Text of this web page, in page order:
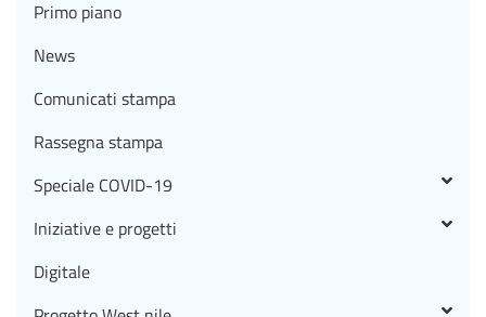
Primo piano
News
Comunicati stampa
Rassegna stampa
Speciale COVID-19
Iniziative e progetti
Digitale